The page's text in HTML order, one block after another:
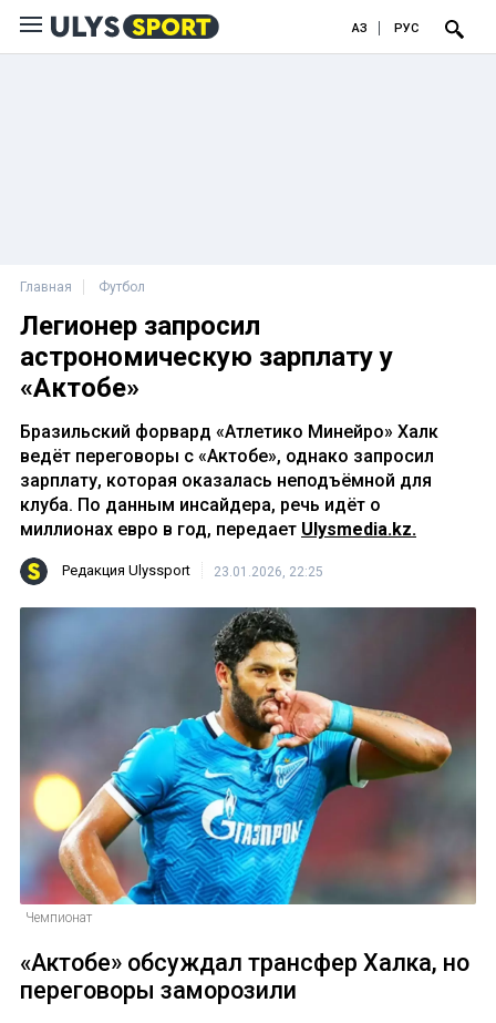
ҚАЗ РУС
Главная Футбол
Легионер запросил
астрономическую зарплату у
«Актобе»
Бразильский форвард «Атлетико Минейро» Халк
ведёт переговоры с «Актобе», однако запросил
зарплату, которая оказалась неподъёмной для
клуба. По данным инсайдера, речь идёт о
миллионах евро в год, передает Ulysmedia.kz.
Редакция Ulyssport 23.01.2026, 22:25
Чемпионат
«Актобе» обсуждал трансфер Халка, но
переговоры заморозили